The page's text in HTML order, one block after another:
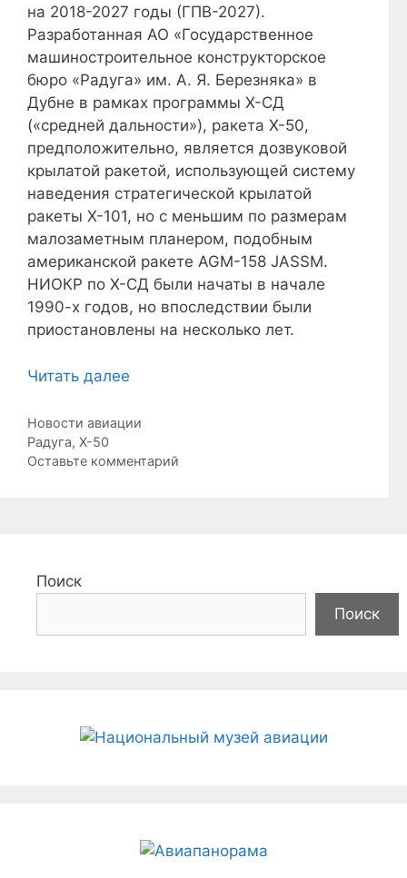
на 2018-2027 годы (ГПВ-2027).
Разработанная АО «Государственное
машиностроительное конструкторское
бюро «Радуга» им. А. Я. Березняка» в
Дубне в рамках программы Х-СД
(«средней дальности»), ракета Х-50,
предположительно, является дозвуковой
крылатой ракетой, использующей систему
наведения стратегической крылатой
ракеты Х-101, но с меньшим по размерам
малозаметным планером, подобным
американской ракете AGM-158 JASSM.
НИОКР по Х-СД были начаты в начале
1990-х годов, но впоследствии были
приостановлены ​​на несколько лет.
Читать далее
Рубрики
Новости авиации
Метки
Радуга, Х-50
Оставьте комментарий
Поиск
Поиск